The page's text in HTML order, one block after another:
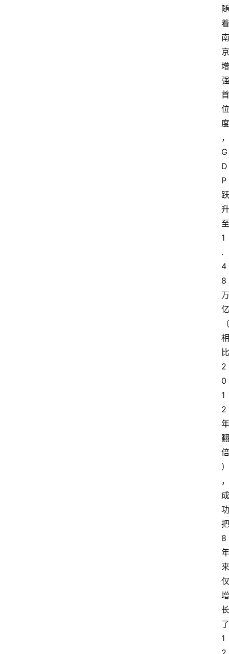
随
着
南
京
增
强
首
位
度
，
G
D
P
跃
升
至
1
.
4
8
万
亿
（
相
比
2
0
1
2
年
翻
倍
）
，
成
功
把
8
年
来
仅
增
长
了
1